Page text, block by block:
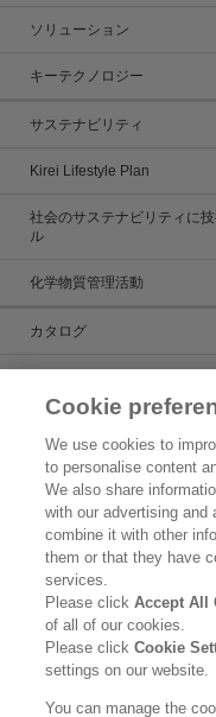
ソリューション
キーテクノロジー
サステナビリティ
Kirei Lifestyle Plan
社会のサステナビリティに
ル
化学物質管理活動
カタログ
製品検索
お問い合わせ
新着情報
ご利用条件
花王グループのグローバル
花王ケミカル事業部門にお
Cookie
We use cookies to
to personalise content
We also share
with our advertising and
combine it with other
them or that they have
services.
Please clickAccept All
of all of our cookies.
Please clickCookie
settings on our website.
You can manage the